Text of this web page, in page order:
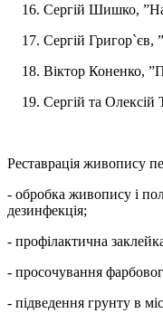
Сергій Шишко, ”На
Сергій Григор`єв,
Віктор Коненко,
Сергій та Олексій
Реставрація живопису
- обробка живопису і
дезинфекція;
- профілактична
- просочування
- підведення грунту в